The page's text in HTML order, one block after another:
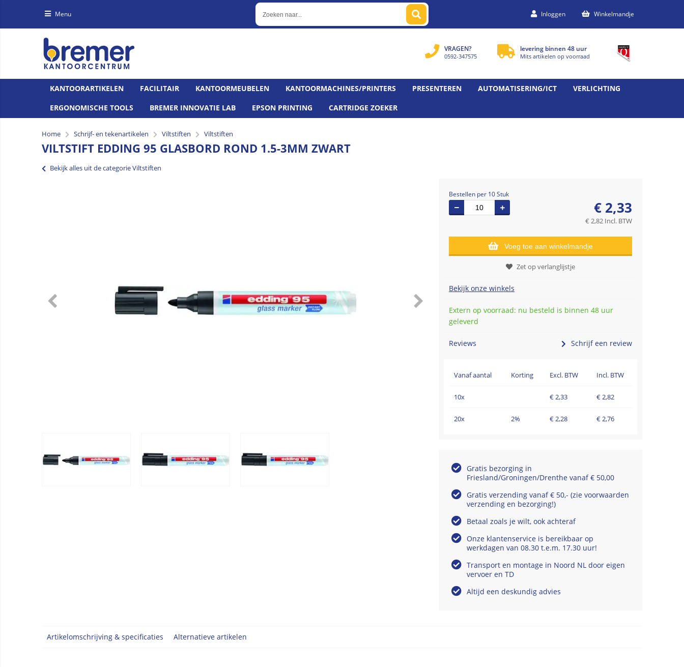
Menu Inloggen Winkelmandje
levering binnen 48 uur
Mits artikelen op voorraad
VRAGEN?
0592-347575
KANTOORARTIKELEN FACILITAIR KANTOORMEUBELEN KANTOORMACHINES/PRINTERS PRESENTEREN AUTOMATISERING/ICT
VERLICHTING
ERGONOMISCHE TOOLS
BREMER INNOVATIE LAB EPSON PRINTING CARTRIDGE ZOEKER
Home Schrijf- en tekenartikelen Viltstiften Viltstiften
VILTSTIFT EDDING 95 GLASBORD ROND 1.5-3MM ZWART
Bekijk alles uit de categorie Viltstiften
Bestellen per 10 Stuk
€ 2,33
€ 2,82 Incl. BTW
Voeg toe aan winkelmandje
Zet op verlanglijstje
Bekijk onze winkels
Extern op voorraad: nu besteld is binnen 48 uur
geleverd
Reviews Schrijf een review
Vanaf aantal Korting Excl. BTW Incl. BTW
10x €2,33 €2,82
20x 2% €2,28 €2,76
Gratis bezorging in
Friesland/Groningen/Drenthe vanaf € 50,00
Gratis verzending vanaf € 50,- (zie voorwaarden
verzending en bezorging!)
Betaal zoals je wilt, ook achteraf
Onze klantenservice is bereikbaar op
werkdagen van 08.30 t.e.m. 17.30 uur!
Transport en montage in Noord NL door eigen
vervoer en TD
Altijd een deskundig advies
Artikelomschrijving & specificaties Alternatieve artikelen